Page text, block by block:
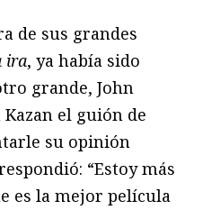
de sus grandes
ira, ya había sido
grande, John
el guión de
su opinión
“Estoy más
es la mejor película